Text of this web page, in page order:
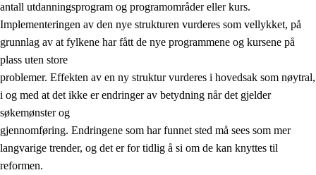
antall utdanningsprogram og programområder eller kurs.
Implementeringen av den nye strukturen vurderes som vellykket, på
grunnlag av at fylkene har fått de nye programmene og kursene på
plass uten store
problemer. Effekten av en ny struktur vurderes i hovedsak som nøytral,
i og med at det ikke er endringer av betydning når det gjelder
søkemønster og
gjennomføring. Endringene som har funnet sted må sees som mer
langvarige trender, og det er for tidlig å si om de kan knyttes til
reformen.